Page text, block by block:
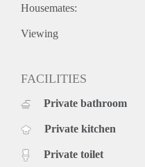
- waarborgsom 1 maand huur
Housemates:
Viewing
FACILITIES
Private bathroom
Private kitchen
Private toilet